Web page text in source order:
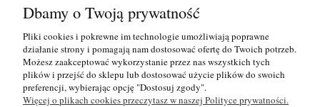
O nas
Dbamy o Twoją prywatność
Pliki cookies i pokrewne im technologie umożliwiają poprawne
działanie strony i pomagają nam dostosować ofertę do Twoich potrzeb.
Możesz zaakceptować wykorzystanie przez nas wszystkich tych
plików i przejść do sklepu lub dostosować użycie plików do swoich
preferencji, wybierając opcję "Dostosuj zgody".
Więcej o plikach cookies przeczytasz w naszej Polityce prywatności.